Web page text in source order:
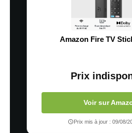
Amazon Fire TV
Prix
Voir sur
Prix mis à jour : 09/08/